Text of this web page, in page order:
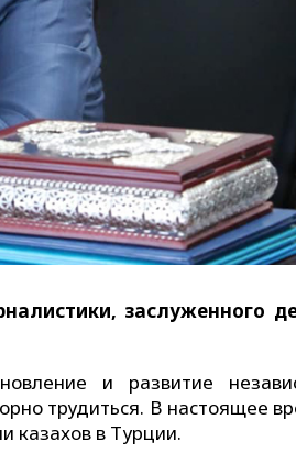
заслуженного
и развитие
трудиться. В настоящее
казахов в Турции.